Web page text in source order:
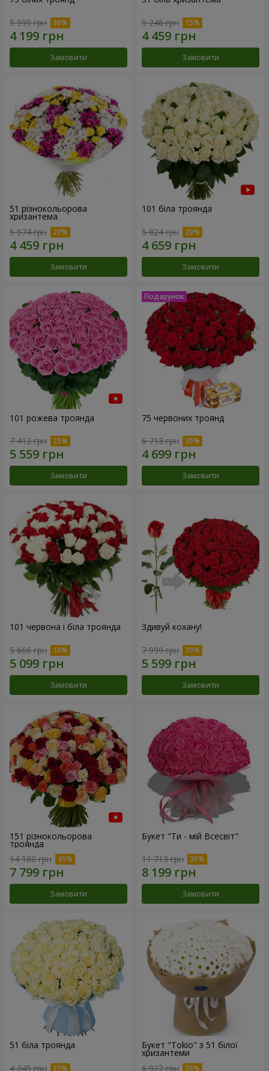
5 999 грн
Замовити
5 246 грн
Замовити
51 різнокольорова
хризантема
5 574 грн
Замовити
101 біла троянда
5 824 грн
Замовити
101 рожева троянда
7 412 грн
Замовити
75 червоних троянд
6 713 грн
Замовити
101 червона і біла троянда
5 666 грн
Замовити
Здивуй кохану!
7 999 грн
Замовити
151 різнокольорова
троянда
14 180 грн
Замовити
Букет "Ти - мій Всесвіт"
11 713 грн
Замовити
51 біла троянда
4 245 грн
Букет "Tokio" з 51 білої
хризантеми
6 922 грн